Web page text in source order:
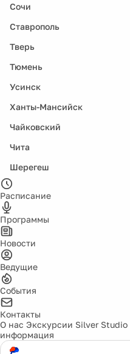
Сочи
Ставрополь
Тверь
Тюмень
Усинск
Ханты-Мансийск
Чайковский
Чита
Шерегеш
Расписание
Программы
Новости
Ведущие
События
Контакты
О нас Экскурсии Silver Studio
информация